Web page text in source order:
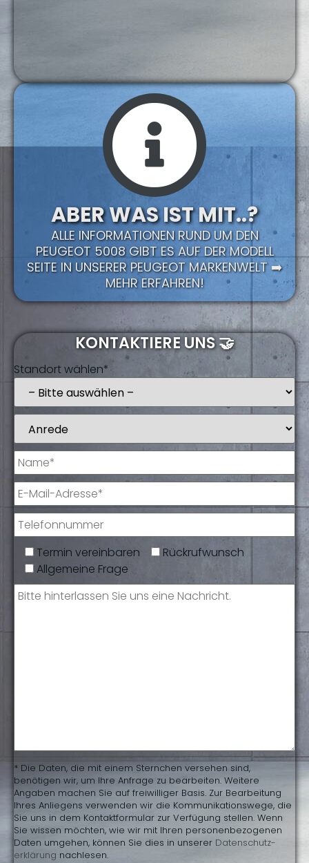
ABER WAS IST MIT..?
ALLE INFORMATIONEN RUND UM DEN
PEUGEOT 5008 GIBT ES AUF DER MODELL
SEITE IN UNSERER PEUGEOT MARKENWELT ➡️
MEHR ERFAHREN!
KONTAKTIERE UNS 🤝
Standort wählen*
Termin vereinbaren
Rückrufwunsch
Allgemeine Frage
* Die Daten, die mit einem Sternchen versehen sind,
benötigen wir, um Ihre Anfrage zu bearbeiten. Weitere
Angaben machen Sie auf freiwilliger Basis. Zur Bearbeitung
Ihres Anliegens verwenden wir die Kommunikationswege, die
Sie uns in dem Kontaktformular zur Verfügung stellen. Wenn
Sie wissen möchten, wie wir mit Ihren personenbezogenen
Daten umgehen, können Sie dies in unserer Daten­schutz­
erklärung nachlesen.